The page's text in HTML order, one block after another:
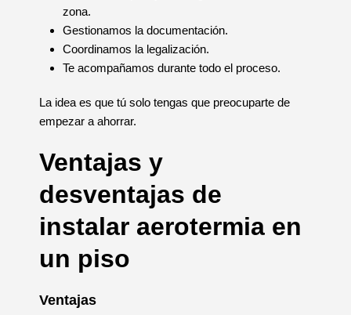
zona.
Gestionamos la documentación.
Coordinamos la legalización.
Te acompañamos durante todo el proceso.
La idea es que tú solo tengas que preocuparte de
empezar a ahorrar.
Ventajas y
desventajas de
instalar aerotermia en
un piso
Ventajas